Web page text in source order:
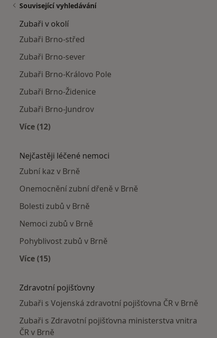
Související vyhledávání
Zubaři v okolí
Zubaři Brno-střed
Zubaři Brno-sever
Zubaři Brno-Královo Pole
Zubaři Brno-Židenice
Zubaři Brno-Jundrov
Více (12)
Nejčastěji léčené nemoci
Zubní kaz v Brně
Onemocnění zubní dřeně v Brně
Bolesti zubů v Brně
Nemoci zubů v Brně
Pohyblivost zubů v Brně
Více (15)
Zdravotní pojišťovny
Zubaři s Vojenská zdravotní pojišťovna ČR v Brně
Zubaři s Zdravotní pojišťovna ministerstva vnitra
ČR v Brně